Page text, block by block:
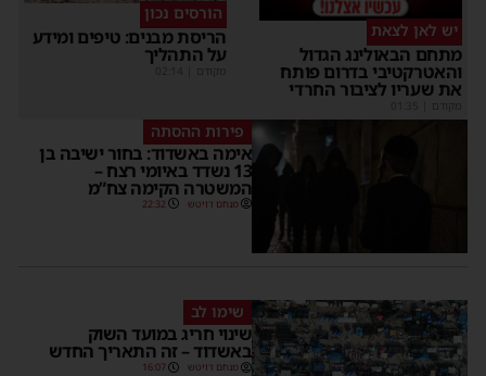
יש לאן לצאת
מתחם הבאולינג הגדול
והאטרקטיבי בדרום פותח
את שעריו לציבור החרדי
מקודם
הורסים נכון
הריסת מבנים: טיפים ומידע
על התהליך
מקודם
פירות ההסתה
אימה באשדוד: בחור ישיבה בן
13 נשדד באיומי רצח –
המשטרה הקימה צח”מ
מנחם דויטש 22:32
שימו לב
שינוי חריג במועד השוק
באשדוד – זה התאריך החדש
מנחם דויטש 16:07